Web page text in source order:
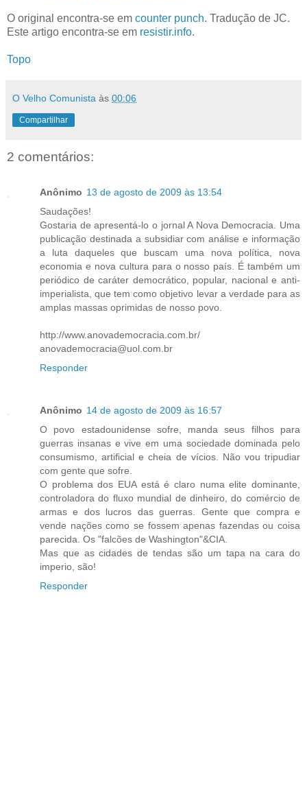
.
O original encontra-se em counter punch. Tradução de JC.
Este artigo encontra-se em resistir.info.
.
Topo
O Velho Comunista às 00:06
Compartilhar
2 comentários:
Anônimo 13 de agosto de 2009 às 13:54
Saudações!
Gostaria de apresentá-lo o jornal A Nova Democracia. Uma
publicação destinada a subsidiar com análise e informação
a luta daqueles que buscam uma nova política, nova
economia e nova cultura para o nosso país. É também um
periódico de caráter democrático, popular, nacional e anti-
imperialista, que tem como objetivo levar a verdade para as
amplas massas oprimidas de nosso povo.
http://www.anovademocracia.com.br/
anovademocracia@uol.com.br
Responder
Anônimo 14 de agosto de 2009 às 16:57
O povo estadounidense sofre, manda seus filhos para
guerras insanas e vive em uma sociedade dominada pelo
consumismo, artificial e cheia de vícios. Não vou tripudiar
com gente que sofre.
O problema dos EUA está é claro numa elite dominante,
controladora do fluxo mundial de dinheiro, do comércio de
armas e dos lucros das guerras. Gente que compra e
vende nações como se fossem apenas fazendas ou coisa
parecida. Os "falcões de Washington"&CIA.
Mas que as cidades de tendas são um tapa na cara do
imperio, são!
Responder